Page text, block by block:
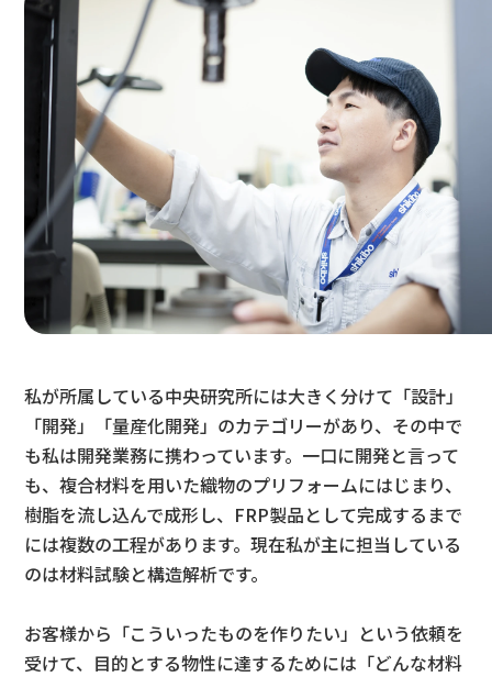
私が所属している中央研究所には大きく分けて「設計」
「開発」「量産化開発」のカテゴリーがあり、その中で
も私は開発業務に携わっています。一口に開発と言って
も、複合材料を用いた織物のプリフォームにはじまり、
樹脂を流し込んで成形し、FRP製品として完成するまで
には複数の工程があります。現在私が主に担当している
のは材料試験と構造解析です。
お客様から「こういったものを作りたい」という依頼を
受けて、目的とする物性に達するためには「どんな材料